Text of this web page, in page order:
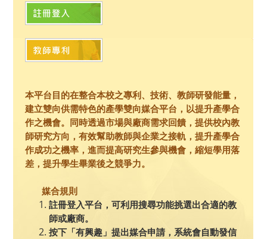
本平台目的在整合本校之專利、技術、教師研發能量，
建立雙向供需特色的產學雙向媒合平台，以提升產學合
作之機會。同時透過市場與廠商需求回饋，提供校內教
師研究方向，有效幫助教師與企業之接軌，提升產學合
作成功之機率，進而提高研究生參與機會，縮短學用落
差，提升學生畢業後之競爭力。
媒合規則
註冊登入平台，可利用搜尋功能挑選出合適的教
師或廠商。
按下「有興趣」提出媒合申請，系統會自動發信